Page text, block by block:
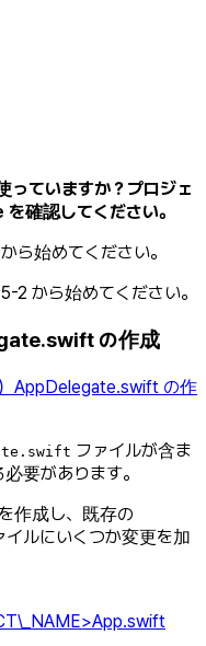
ていますか？プロジェ
確認してください。
ら始めてください。
2 から始めてください。
の作成
AppDelegate.swift の作
ファイルが含ま
要があります。
作成し、既存の
イルにいくつか変更を加